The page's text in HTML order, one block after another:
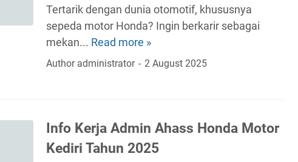
a
n
M
e
A
Tertarik dengan dunia otomotif, khususnya
sepeda motor Honda? Ingin berkarir sebagai
mekan... Read more »K
a
T
a
Author administrator 2 August 2025
Info Kerja Admin Ahass Honda Motor
Kediri Tahun 2025